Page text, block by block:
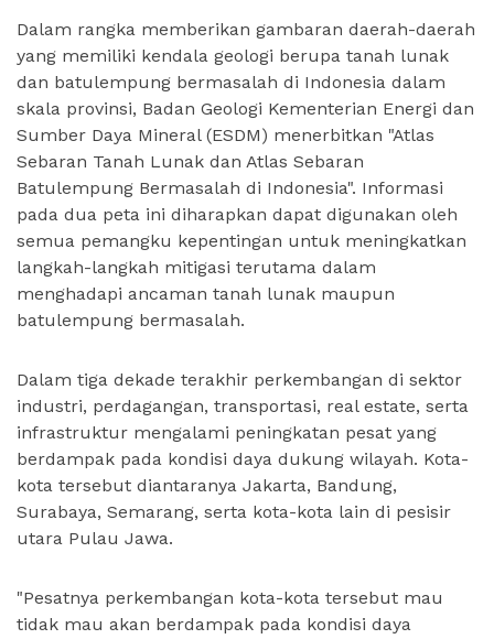
Dalam rangka memberikan gambaran daerah-daerah
yang memiliki kendala geologi berupa tanah lunak
dan batulempung bermasalah di Indonesia dalam
skala provinsi, Badan Geologi Kementerian Energi dan
Sumber Daya Mineral (ESDM) menerbitkan "Atlas
Sebaran Tanah Lunak dan Atlas Sebaran
Batulempung Bermasalah di Indonesia". Informasi
pada dua peta ini diharapkan dapat digunakan oleh
semua pemangku kepentingan untuk meningkatkan
langkah-langkah mitigasi terutama dalam
menghadapi ancaman tanah lunak maupun
batulempung bermasalah.
Dalam tiga dekade terakhir perkembangan di sektor
industri, perdagangan, transportasi, real estate, serta
infrastruktur mengalami peningkatan pesat yang
berdampak pada kondisi daya dukung wilayah. Kota-
kota tersebut diantaranya Jakarta, Bandung,
Surabaya, Semarang, serta kota-kota lain di pesisir
utara Pulau Jawa.
"Pesatnya perkembangan kota-kota tersebut mau
tidak mau akan berdampak pada kondisi daya